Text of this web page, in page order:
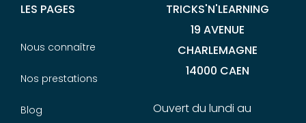
LES PAGES
Nous connaître
Nos prestations
Blog
TRICKS'N'LEARNING
19 AVENUE
CHARLEMAGNE
14000 CAEN
Ouvert du lundi au